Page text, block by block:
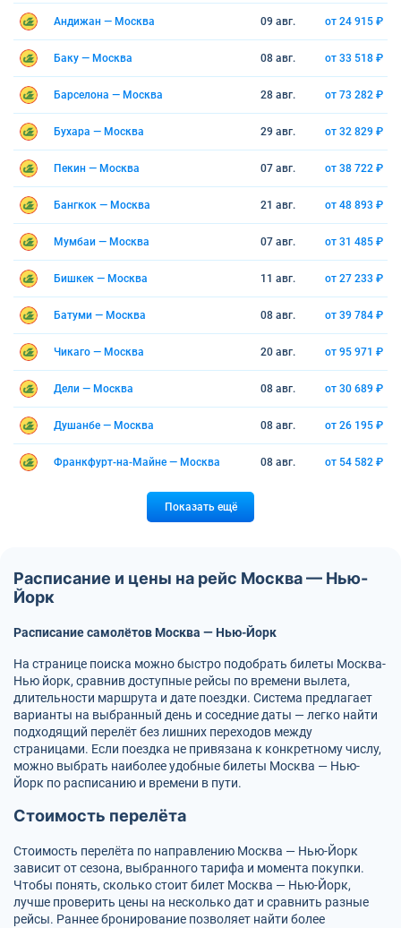
Андижан — Москва 09 авг. от 24 915 ₽
Баку — Москва 08 авг. от 33 518 ₽
Барселона — Москва 28 авг. от 73 282 ₽
Бухара — Москва 29 авг. от 32 829 ₽
Пекин — Москва 07 авг. от 38 722 ₽
Бангкок — Москва 21 авг. от 48 893 ₽
Мумбаи — Москва 07 авг. от 31 485 ₽
Бишкек — Москва 11 авг. от 27 233 ₽
Батуми — Москва 08 авг. от 39 784 ₽
Чикаго — Москва 20 авг. от 95 971 ₽
Дели — Москва 08 авг. от 30 689 ₽
Душанбе — Москва 08 авг. от 26 195 ₽
Франкфурт-на-Майне — Москва 08 авг. от 54 582 ₽
Показать ещё
Расписание и цены на рейс Москва — Нью-
Йорк
Расписание самолётов Москва — Нью-Йорк
На странице поиска можно быстро подобрать билеты Москва-
Нью йорк, сравнив доступные рейсы по времени вылета,
длительности маршрута и дате поездки. Система предлагает
варианты на выбранный день и соседние даты — легко найти
подходящий перелёт без лишних переходов между
страницами. Если поездка не привязана к конкретному числу,
можно выбрать наиболее удобные билеты Москва — Нью-
Йорк по расписанию и времени в пути.
Стоимость перелёта
Стоимость перелёта по направлению Москва — Нью-Йорк
зависит от сезона, выбранного тарифа и момента покупки.
Чтобы понять, сколько стоит билет Москва — Нью-Йорк,
лучше проверить цены на несколько дат и сравнить разные
рейсы. Раннее бронирование позволяет найти более